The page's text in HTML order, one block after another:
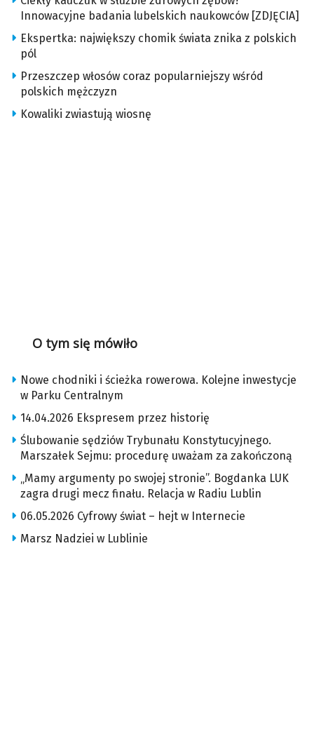
Innowacyjne badania lubelskich naukowców [ZDJĘCIA]
Ekspertka: największy chomik świata znika z polskich
pól
Przeszczep włosów coraz popularniejszy wśród
polskich mężczyzn
Kowaliki zwiastują wiosnę
O tym się mówiło
Nowe chodniki i ścieżka rowerowa. Kolejne inwestycje
w Parku Centralnym
14.04.2026 Ekspresem przez historię
Ślubowanie sędziów Trybunału Konstytucyjnego.
Marszałek Sejmu: procedurę uważam za zakończoną
„Mamy argumenty po swojej stronie”. Bogdanka LUK
zagra drugi mecz finału. Relacja w Radiu Lublin
06.05.2026 Cyfrowy świat – hejt w Internecie
Marsz Nadziei w Lublinie